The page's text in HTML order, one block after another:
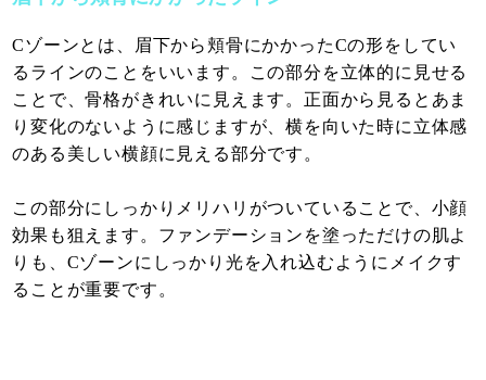
Cゾーンとは、眉下から頬骨にかかったCの形をしてい
るラインのことをいいます。この部分を立体的に見せる
ことで、骨格がきれいに見えます。正面から見るとあま
り変化のないように感じますが、横を向いた時に立体感
のある美しい横顔に見える部分です。
この部分にしっかりメリハリがついていることで、小顔
効果も狙えます。ファンデーションを塗っただけの肌よ
りも、Cゾーンにしっかり光を入れ込むようにメイクす
ることが重要です。